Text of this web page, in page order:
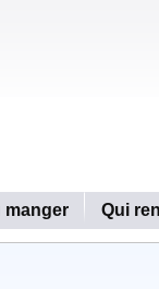
manger Qui